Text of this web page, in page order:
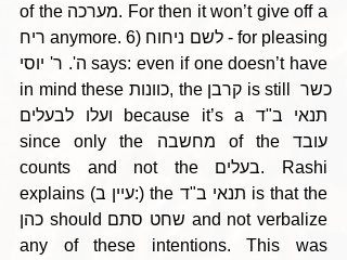
of the מערכה. For then it won’t give off a
ריח anymore. 6) לשם ניחוח - for pleasing
ה'. ר' יוסי says: even if one doesn’t have
in mind these כוונות, the קרבן is still כשר
ועלו לבעלים because it’s a תנאי ב"ד
since only the מחשבה of the עובד
counts and not the בעלים. Rashi
explains (עיין ב:) the תנאי ב"ד is that the
כהן should שחט סתם and not verbalize
any of these intentions. This was